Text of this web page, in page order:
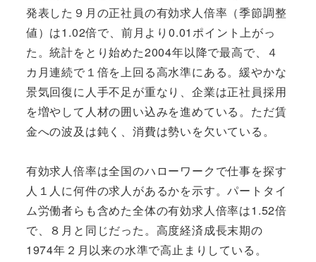
発表した９月の正社員の有効求人倍率（季節調整
値）は1.02倍で、前月より0.01ポイント上がっ
た。統計をとり始めた2004年以降で最高で、４
カ月連続で１倍を上回る高水準にある。緩やかな
景気回復に人手不足が重なり、企業は正社員採用
を増やして人材の囲い込みを進めている。ただ賃
金への波及は鈍く、消費は勢いを欠いている。
有効求人倍率は全国のハローワークで仕事を探す
人１人に何件の求人があるかを示す。パートタイ
ム労働者らも含めた全体の有効求人倍率は1.52倍
で、８月と同じだった。高度経済成長末期の
1974年２月以来の水準で高止まりしている。